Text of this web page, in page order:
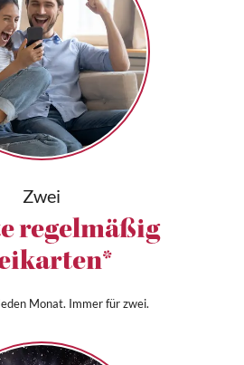
Zwei
regelmäßig
Monat. Immer für zwei.